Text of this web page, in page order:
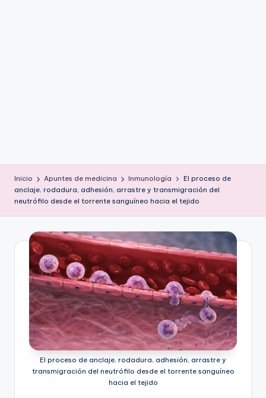
Inicio Apuntes de medicina Inmunología
El proceso de
anclaje, rodadura, adhesión, arrastre y transmigración del
neutrófilo desde el torrente sanguíneo hacia el tejido
El proceso de anclaje, rodadura, adhesión, arrastre y
transmigración del neutrófilo desde el torrente sanguíneo
hacia el tejido